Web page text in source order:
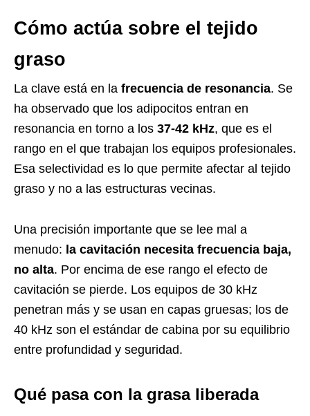
Cómo actúa sobre el tejido
graso
La clave está en la frecuencia de resonancia. Se
ha observado que los adipocitos entran en
resonancia en torno a los 37-42 kHz, que es el
rango en el que trabajan los equipos profesionales.
Esa selectividad es lo que permite afectar al tejido
graso y no a las estructuras vecinas.
Una precisión importante que se lee mal a
menudo: la cavitación necesita frecuencia baja,
no alta. Por encima de ese rango el efecto de
cavitación se pierde. Los equipos de 30 kHz
penetran más y se usan en capas gruesas; los de
40 kHz son el estándar de cabina por su equilibrio
entre profundidad y seguridad.
Qué pasa con la grasa liberada